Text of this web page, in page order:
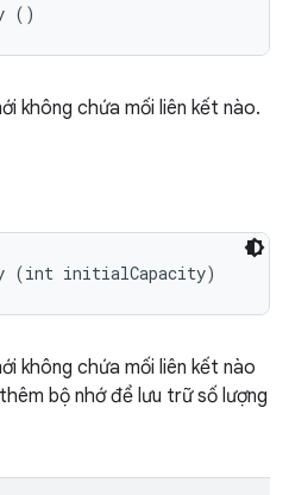
()
không chứa mối liên kết nào.
(int initialCapacity)
không chứa mối liên kết nào
bộ nhớ để lưu trữ số lượng